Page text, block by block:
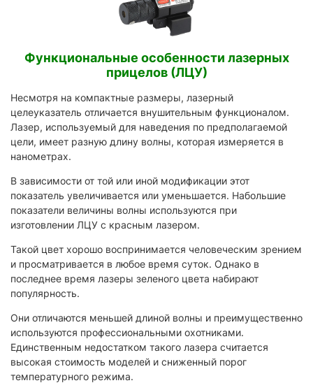
Функциональные особенности лазерных
прицелов (ЛЦУ)
Несмотря на компактные размеры, лазерный
целеуказатель отличается внушительным функционалом.
Лазер, используемый для наведения по предполагаемой
цели, имеет разную длину волны, которая измеряется в
нанометрах.
В зависимости от той или иной модификации этот
показатель увеличивается или уменьшается. Набольшие
показатели величины волны используются при
изготовлении ЛЦУ с красным лазером.
Такой цвет хорошо воспринимается человеческим зрением
и просматривается в любое время суток. Однако в
последнее время лазеры зеленого цвета набирают
популярность.
Они отличаются меньшей длиной волны и преимущественно
используются профессиональными охотниками.
Единственным недостатком такого лазера считается
высокая стоимость моделей и сниженный порог
температурного режима.